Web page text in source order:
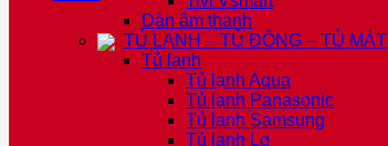
Dàn âm thanh
TỦ LẠNH – TỦ ĐÔNG – TỦ MÁT
Tủ lạnh
Tủ lạnh Aqua
Tủ lạnh Panasonic
Tủ lạnh Samsung
Tủ lạnh Lg